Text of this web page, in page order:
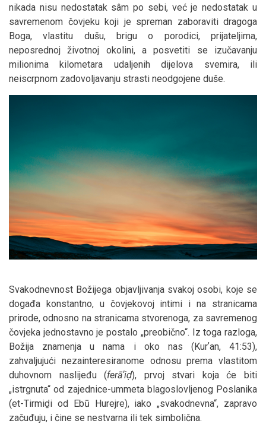
nikada nisu nedostatak sâm po sebi, već je nedostatak u
savremenom čovjeku koji je spreman zaboraviti dragoga
Boga, vlastitu dušu, brigu o porodici, prijateljima,
neposrednoj životnoj okolini, a posvetiti se izučavanju
milionima kilometara udaljenih dijelova svemira, ili
neiscrpnom zadovoljavanju strasti neodgojene duše.
Svakodnevnost Božijega objavljivanja svakoj osobi, koje se
događa konstantno, u čovjekovoj intimi i na stranicama
prirode, odnosno na stranicama stvorenoga, za savremenog
čovjeka jednostavno je postalo „preobično“. Iz toga razloga,
Božija znamenja u nama i oko nas (Kurʼan, 41:53),
zahvaljujući nezainteresiranome odnosu prema vlastitom
duhovnom naslijeđu (ferāʼiḍ), prvoj stvari koja će biti
„istrgnuta“ od zajednice-ummeta blagoslovljenog Poslanika
(et-Tirmiḏi od Ebū Hurejre), iako „svakodnevna“, zapravo
začuđuju, i čine se nestvarna ili tek simbolična.